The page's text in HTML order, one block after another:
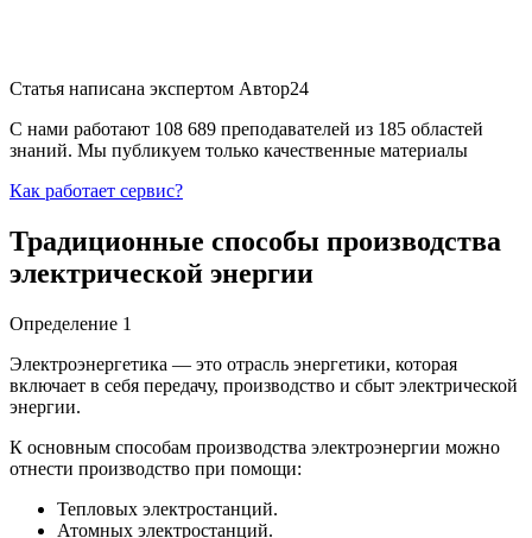
Статья написана экспертом Автор24
С нами работают 108 689 преподавателей из 185 областей
знаний. Мы публикуем только качественные материалы
Как работает сервис?
Традиционные способы производства
электрической энергии
Определение 1
Электроэнергетика — это отрасль энергетики, которая
включает в себя передачу, производство и сбыт электрической
энергии.
К основным способам производства электроэнергии можно
отнести производство при помощи:
Тепловых электростанций.
Атомных электростанций.